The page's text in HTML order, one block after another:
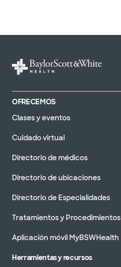
OFRECEMOS
Clases y eventos
Cuidado virtual
Directorio de médicos
Directorio de ubicaciones
Directorio de Especialidades
Tratamientos y Procedimientos
Aplicación móvil MyBSWHealth
Herramientas y recursos